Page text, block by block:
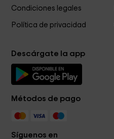
Condiciones legales
Política de privacidad
Descárgate la app
Métodos de pago
Síguenos en